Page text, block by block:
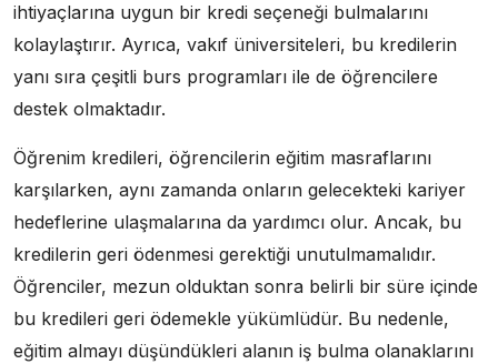
ihtiyaçlarına uygun bir kredi seçeneği bulmalarını
kolaylaştırır. Ayrıca, vakıf üniversiteleri, bu kredilerin
yanı sıra çeşitli burs programları ile de öğrencilere
destek olmaktadır.
Öğrenim kredileri, öğrencilerin eğitim masraflarını
karşılarken, aynı zamanda onların gelecekteki kariyer
hedeflerine ulaşmalarına da yardımcı olur. Ancak, bu
kredilerin geri ödenmesi gerektiği unutulmamalıdır.
Öğrenciler, mezun olduktan sonra belirli bir süre içinde
bu kredileri geri ödemekle yükümlüdür. Bu nedenle,
eğitim almayı düşündükleri alanın iş bulma olanaklarını